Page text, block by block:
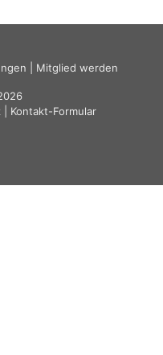
Mitglied werden
Kontakt-Formular